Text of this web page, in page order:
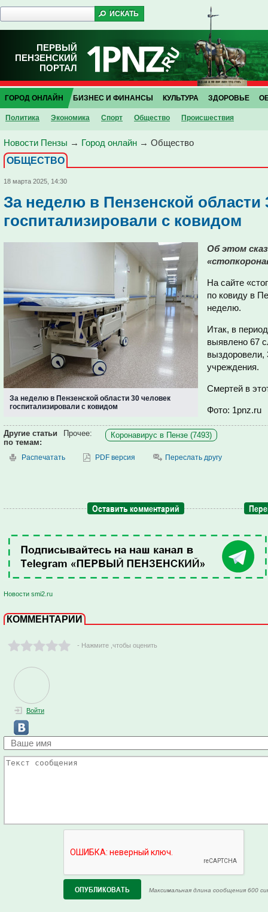
ПЕРВЫЙ
ПЕНЗЕНСКИЙ
ПОРТАЛ
ГОРОД ОНЛАЙН
Политика Экономика Спорт Общество Проиcшествия
БИЗНЕС И ФИНАНСЫ КУЛЬТУРА ЗДОРОВЬЕ
Новости Пензы → Город онлайн → Общество
ОБЩЕСТВО
18 марта 2025, 14:30
За неделю в Пензенской области
госпитализировали с ковидом
За неделю в Пензенской области 30 человек
госпитализировали с ковидом
Об этом
На сайте
по ковиду в
неделю.
Итак, в
выявлено 67
выздоровели,
учреждения.
Смертей в
Фото: 1pnz.ru
Другие статьи
по темам:
Прочее: Коронавирус в Пензе (7493)
Распечатать PDF версия Переслать другу
Оставить комментарий
Новости smi2.ru
КОММЕНТАРИИ
- Нажмите ,чтобы оценить
Войти
Максимальная длина сообщения 600